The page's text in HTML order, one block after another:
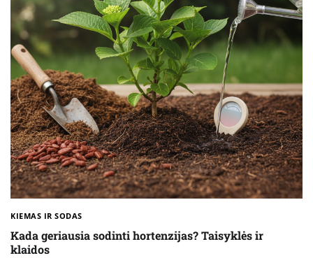
KIEMAS IR SODAS
Kada geriausia sodinti hortenzijas? Taisyklės ir
klaidos